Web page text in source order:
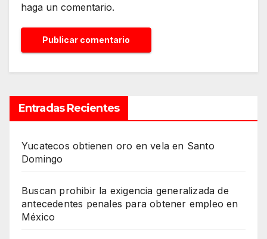
haga un comentario.
Entradas Recientes
Yucatecos obtienen oro en vela en Santo
Domingo
Buscan prohibir la exigencia generalizada de
antecedentes penales para obtener empleo en
México